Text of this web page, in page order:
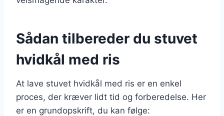
Sådan tilbereder du stuvet
hvidkål med ris
At lave stuvet hvidkål med ris er en enkel
proces, der kræver lidt tid og forberedelse. Her
er en grundopskrift, du kan følge: